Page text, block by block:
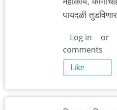
पायदळी
Log in or
comments
Like